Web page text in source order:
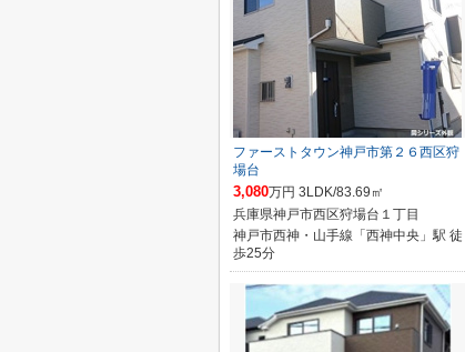
ファーストタウン神戸市第２６西区狩
場台
3,080万円 3LDK/83.69㎡
兵庫県神戸市西区狩場台１丁目
神戸市西神・山手線「西神中央」駅 徒
歩25分